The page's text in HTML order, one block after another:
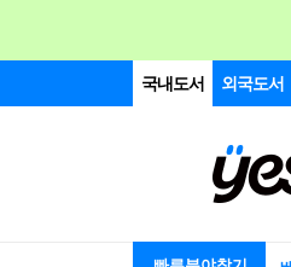
국내도서 외국도서